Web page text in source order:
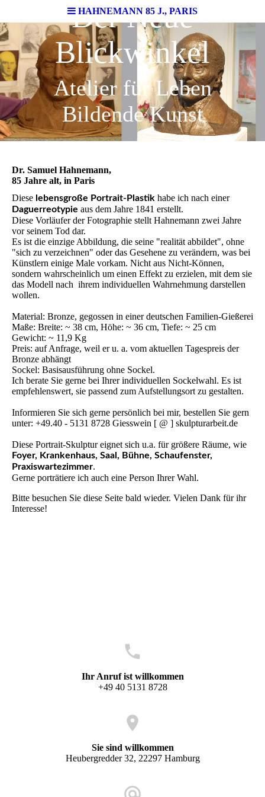
HAHNEMANN 85 J., PARIS
Der Neue
Blickwinkel
Atelier für Leben
Bildende Kunst
Dr. Samuel Hahnemann,
85 Jahre alt, in Paris
Diese lebensgroße Portrait-Plastik habe ich nach einer
Daguerreotypie aus dem Jahre 1841 erstellt.
Diese Vorläufer der Fotographie stellt Hahnemann zwei Jahre
vor seinem Tod dar.
Es ist die einzige Abbildung, die seine "realität abbildet", ohne
"sich zu verzeichnen" oder das Gesehene zu verändern, was bei
Künstlern einige Male vorkam. Nicht aus Nicht-Können,
sondern wahrscheinlich um einen Effekt zu erzielen, mit dem sie
das Modell nach ihrem individuellen Wahrnehmung darstellen
wollen.
Material: Bronze, gegossen in einer deutschen Familien-Gießerei
Maße: Breite: ~ 38 cm, Höhe: ~ 36 cm, Tiefe: ~ 25 cm
Gewicht: ~ 11,9 Kg
Preis: auf Anfrage, weil er u. a. vom aktuellen Tagespreis der
Bronze abhängt
Sockel: Basisausführung ohne Sockel.
Ich berate Sie gerne bei Ihrer individuellen Sockelwahl. Es ist
empfehlenswert, sie passend zum Aufstellungsort zu gestalten.
Informieren Sie sich gerne persönlich bei mir, bestellen Sie gern
unter: +49.40 - 5131 8728 Giesswein [ @ ] skulpturarbeit.de
Diese Portrait-Skulptur eignet sich u.a. für größere Räume, wie
Foyer, Krankenhaus, Saal, Bühne, Schaufenster,
Praxiswartezimmer.
Gerne porträtiere ich auch eine Person Ihrer Wahl.
Bitte besuchen Sie diese Seite bald wieder. Vielen Dank für ihr
Interesse!
Ihr Anruf ist willkommen
+49 40 5131 8728
Sie sind willkommen
Heubergredder 32, 22297 Hamburg